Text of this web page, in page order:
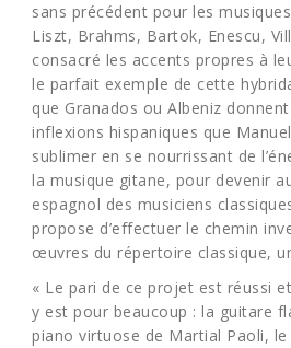
sans précédent pour les
Liszt, Brahms, Bartok, Enescu,
consacré les accents propres à
le parfait exemple de cette
que Granados ou Albeniz
inflexions hispaniques que
sublimer en se nourrissant de
la musique gitane, pour devenir
espagnol des musiciens
propose d’effectuer le chemin
œuvres du répertoire classique,
« Le pari de ce projet est réussi
y est pour beaucoup : la guitare
piano virtuose de Martial Paoli,